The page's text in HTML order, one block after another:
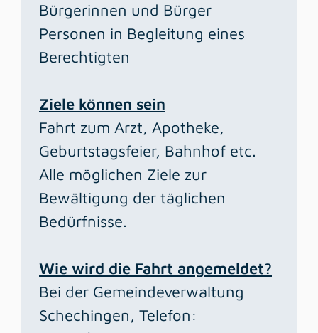
Bürgerinnen und Bürger
Personen in Begleitung eines
Berechtigten
Ziele können sein
Fahrt zum Arzt, Apotheke,
Geburtstagsfeier, Bahnhof etc.
Alle möglichen Ziele zur
Bewältigung der täglichen
Bedürfnisse.
Wie wird die Fahrt angemeldet?
Bei der Gemeindeverwaltung
Schechingen, Telefon: